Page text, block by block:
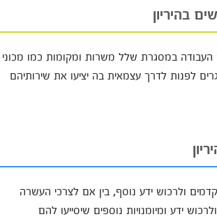
בהיריון
העבודה במסגרת שלל משרות ומקומות כמו מכוני
לפנות לדרך עצמאית בה יציעו את שירותיהם
ולרכוש ידע נוסף, בין אם לצרכי העשרה
ידע ומיומנויות נוספים שיסייעו להם